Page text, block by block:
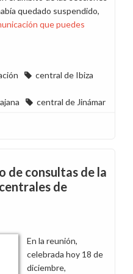
quedado suspendido,
que puedes
central de Ibiza
central de Jinámar
de consultas de la
de
En la reunión,
celebrada hoy 18 de
diciembre,